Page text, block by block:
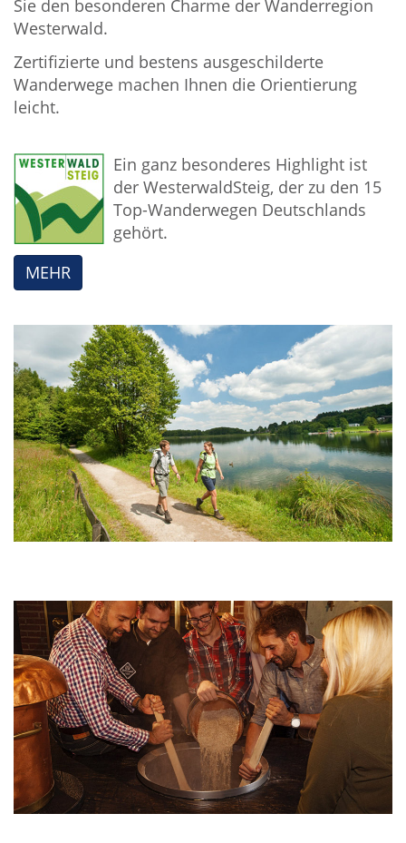
Sie den besonderen Charme der Wanderregion
Westerwald.
Zertifizierte und bestens ausgeschilderte
Wanderwege machen Ihnen die Orientierung
leicht.
Ein ganz besonderes Highlight ist
der WesterwaldSteig, der zu den 15
Top-Wanderwegen Deutschlands
gehört.
MEHR